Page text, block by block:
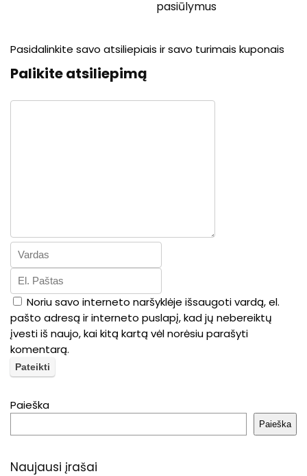
pasiūlymus
Pasidalinkite savo atsiliepiais ir savo turimais kuponais
Palikite atsiliepimą
Noriu savo interneto naršyklėje išsaugoti vardą, el.
pašto adresą ir interneto puslapį, kad jų nebereiktų
įvesti iš naujo, kai kitą kartą vėl norėsiu parašyti
komentarą.
Paieška
Paieška
Naujausi įrašai